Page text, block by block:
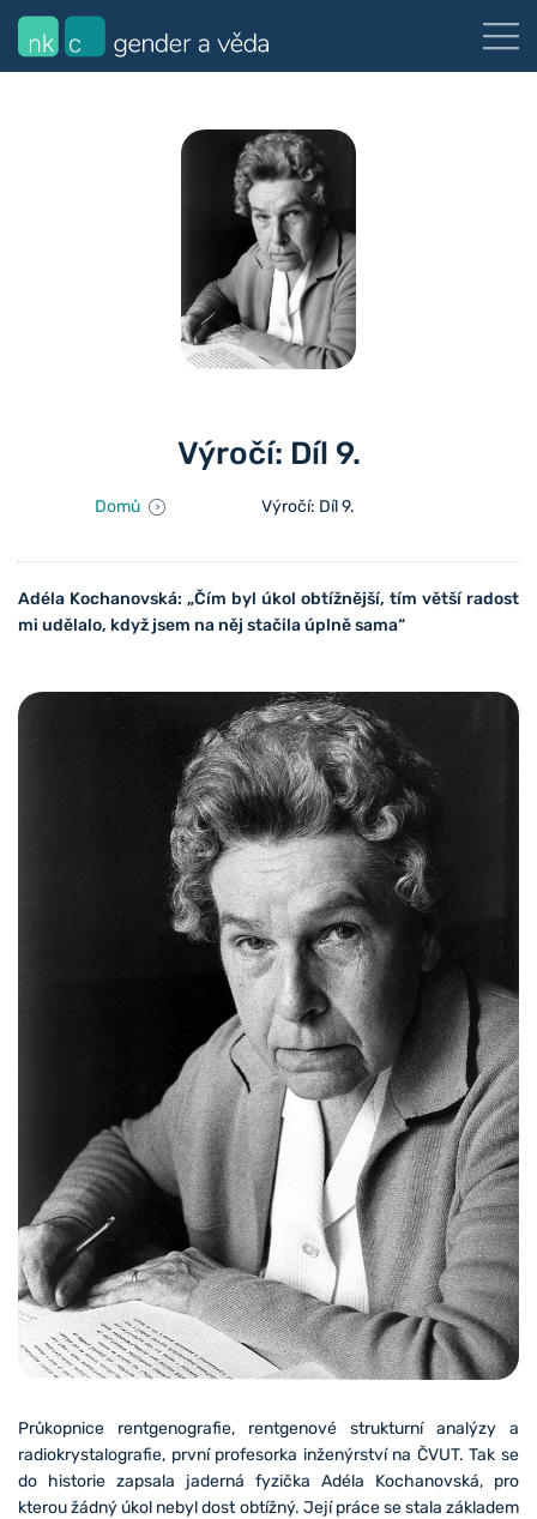
Výročí: Díl 9.
Domů Výročí: Díl 9.
Adéla Kochanovská: „Čím byl úkol obtížnější, tím větší radost
mi udělalo, když jsem na něj stačila úplně sama“
Průkopnice rentgenografie, rentgenové strukturní analýzy a
radiokrystalografie, první profesorka inženýrství na ČVUT. Tak se
do historie zapsala jaderná fyzička Adéla Kochanovská, pro
kterou žádný úkol nebyl dost obtížný. Její práce se stala základem